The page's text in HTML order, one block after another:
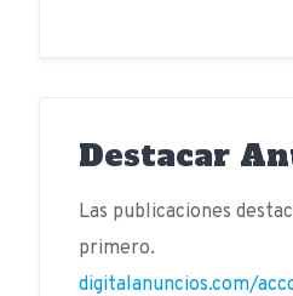
Destacar
Las publicaciones
primero.
digitalanuncios.com/